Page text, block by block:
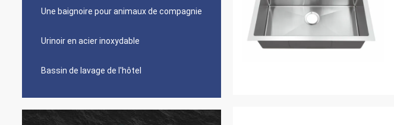
Une baignoire pour animaux de compagnie
Urinoir en acier inoxydable
Bassin de lavage de l'hôtel